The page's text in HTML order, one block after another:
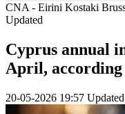
CNA - Eirini Kostaki
Updated
Cyprus annual
April,
20-05-2026 19:57